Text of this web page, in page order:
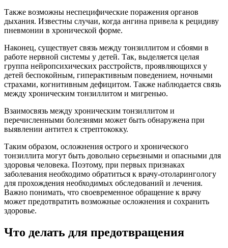
Также возможны неспецифические поражения органов
дыхания. Известны случаи, когда ангина привела к рецидиву
пневмонии в хронической форме.
Наконец, существует связь между тонзиллитом и сбоями в
работе нервной системы у детей. Так, выделяется целая
группа нейропсихических расстройств, проявляющихся у
детей беспокойным, гиперактивным поведением, ночными
страхами, когнитивным дефицитом. Также наблюдается связь
между хроническим тонзиллитом и мигренью.
Взаимосвязь между хроническим тонзиллитом и
перечисленными болезнями может быть обнаружена при
выявлении антител к стрептококку.
Таким образом, осложнения острого и хронического
тонзиллита могут быть довольно серьезными и опасными для
здоровья человека. Поэтому, при первых признаках
заболевания необходимо обратиться к врачу-отоларингологу
для прохождения необходимых обследований и лечения.
Важно понимать, что своевременное обращение к врачу
может предотвратить возможные осложнения и сохранить
здоровье.
Что делать для предотвращения